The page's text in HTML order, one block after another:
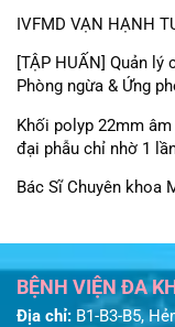
IVFMD VẠN HẠNH
[TẬP HUẤN] Quản
Phòng ngừa & Ứng
Khối polyp 22mm
đại phẫu chỉ nhờ 1
Bác Sĩ Chuyên khoa
BỆNH VIỆN ĐA
Địa chỉ: B1-B3-B5,